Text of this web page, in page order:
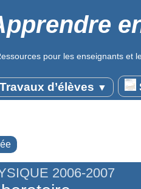
pour les enseignants et
Travaux d’élèves ▼
2006-2007